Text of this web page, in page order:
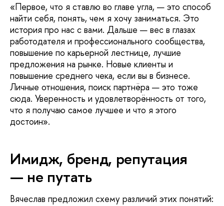
«Первое, что я ставлю во главе угла, — это способ
найти себя, понять, чем я хочу заниматься. Это
история про нас с вами. Дальше — вес в глазах
работодателя и профессионального сообщества,
повышение по карьерной лестнице, лучшие
предложения на рынке. Новые клиенты и
повышение среднего чека, если вы в бизнесе.
Личные отношения, поиск партнёра — это тоже
сюда. Уверенность и удовлетворённость от того,
что я получаю самое лучшее и что я этого
достоин».
Имидж, бренд, репутация
— не путать
Вячеслав предложил схему различий этих понятий: